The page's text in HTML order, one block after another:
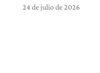
24 de julio de 2026